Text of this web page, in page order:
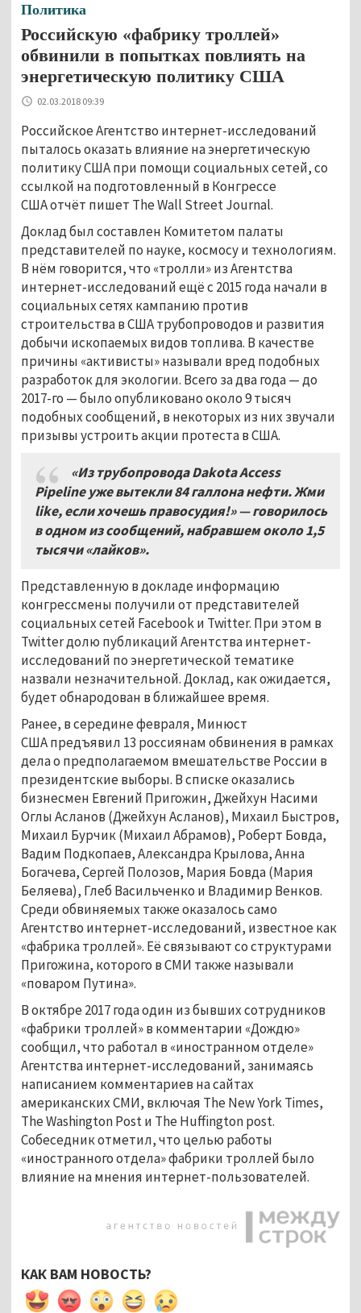
Политика
Российскую «фабрику троллей»
обвинили в попытках повлиять на
энергетическую политику США
02.03.2018 09:39
Российское Агентство интернет-исследований
пыталось оказать влияние на энергетическую
политику США при помощи социальных сетей, со
ссылкой на подготовленный в Конгрессе
США отчёт пишет The Wall Street Journal.
Доклад был составлен Комитетом палаты
представителей по науке, космосу и технологиям.
В нём говорится, что «тролли» из Агентства
интернет-исследований ещё с 2015 года начали в
социальных сетях кампанию против
строительства в США трубопроводов и развития
добычи ископаемых видов топлива. В качестве
причины «активисты» называли вред подобных
разработок для экологии. Всего за два года — до
2017-го — было опубликовано около 9 тысяч
подобных сообщений, в некоторых из них звучали
призывы устроить акции протеста в США.
«Из трубопроводаDakota Access
Pipelineуже вытекли 84 галлона нефти. Жми
like, если хочешь правосудия!» — говорилось
в одном из сообщений, набравшем около 1,5
тысячи «лайков».
Представленную в докладе информацию
конгрессмены получили от представителей
социальных сетей Facebook и Twitter. При этом в
Twitter долю публикаций Агентства интернет-
исследований по энергетической тематике
назвали незначительной. Доклад, как ожидается,
будет обнародован в ближайшее время.
Ранее, в середине февраля, Минюст
США предъявил 13 россиянам обвинения в рамках
дела о предполагаемом вмешательстве России в
президентские выборы. В списке оказались
бизнесмен Евгений Пригожин, Джейхун Насими
Оглы Асланов (Джейхун Асланов), Михаил Быстров,
Михаил Бурчик (Михаил Абрамов), Роберт Бовда,
Вадим Подкопаев, Александра Крылова, Анна
Богачева, Сергей Полозов, Мария Бовда (Мария
Беляева), Глеб Васильченко и Владимир Венков.
Среди обвиняемых также оказалось само
Агентство интернет-исследований, известное как
«фабрика троллей». Её связывают со структурами
Пригожина, которого в СМИ также называли
«поваром Путина».
В октябре 2017 года один из бывших сотрудников
«фабрики троллей» в комментарии «Дождю»
сообщил, что работал в «иностранном отделе»
Агентства интернет-исследований, занимаясь
написанием комментариев на сайтах
американских СМИ, включая The New York Times,
The Washington Post и The Huffington post.
Собеседник отметил, что целью работы
«иностранного отдела» фабрики троллей было
влияние на мнения интернет-пользователей.
КАК ВАМ НОВОСТЬ?